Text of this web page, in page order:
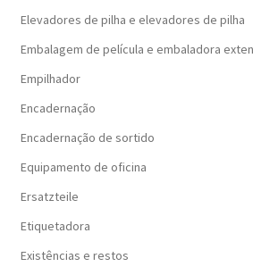
Elevadores de pilha e elevadores de pilha
Embalagem de película e embaladora
Empilhador
Encadernação
Encadernação de sortido
Equipamento de oficina
Ersatzteile
Etiquetadora
Existências e restos